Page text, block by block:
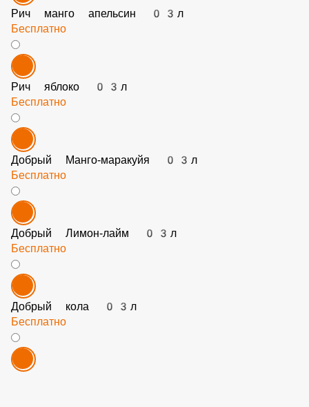
Рич манго апельсин 03л
Бесплатно
Рич яблоко 03л
Бесплатно
Добрый Манго-маракуйя 03л
Бесплатно
Добрый Лимон-лайм 03л
Бесплатно